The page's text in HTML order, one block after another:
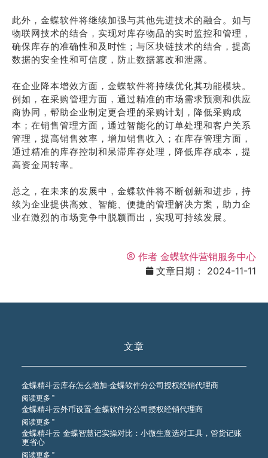
此外，金蝶软件将继续加强与其他先进技术的融合。如与
物联网技术的结合，实现对库存物品的实时监控和管理，
确保库存的准确性和及时性；与区块链技术的结合，提高
数据的安全性和可信度，防止数据篡改和泄露。
在企业降本增效方面，金蝶软件将持续优化其功能模块。
例如，在采购管理方面，通过精准的市场需求预测和供应
商协同，帮助企业制定更合理的采购计划，降低采购成
本；在销售管理方面，通过智能化的订单处理和客户关系
管理，提高销售效率，增加销售收入；在库存管理方面，
通过精准的库存控制和呆滞库存处理，降低库存成本，提
高资金周转率。
总之，在未来的发展中，金蝶软件将不断创新和进步，持
续为企业提供高效、智能、便捷的管理解决方案，助力企
业在激烈的市场竞争中脱颖而出，实现可持续发展。
作者 金蝶软件营销服务中心
文章日期：
2024-11-11
文章
金蝶精斗云库存怎么增加-金蝶软件分公司授权经销代理商
阅读更多 ”
金蝶精斗云外币设置-金蝶软件分公司授权经销代理商
阅读更多 ”
金蝶精斗云 金蝶智慧记实操对比：小微生意选对工具，管货记账
更省心
阅读更多 ”